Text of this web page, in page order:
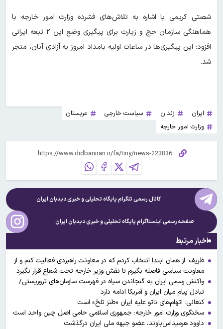
شصتی کریمی با اشاره به تلاش‌های فشرده وزارت امور خارجه با
هماهنگی سازمان حج و زیارت برای پیگیری وضع این ۲ تبعه ایرانی
افزود: این پیگیری‌ها در ساعات اولیه بامداد امروز به آزادی آنان، منجر
شد.
ایران زندان سیاست خارجی
عربستان
وزارت امور خارجه
کانال رسمی تلگرام پایگاه تحلیلی و خبریدیدبان ایران
صفحه رسمی اینستاگرام پایگاه تحلیلی و خبریدیدبان ایران
اخبار مرتبط
ظریف: از همان ابتدا انتخاب کردم که در معاونت راهبردی فعالیت کنم و از
معاونت سیاسی فاصله بگیرم تا نقش وزیر خارجه تحت شعاع قرار نگیرد
واکنش رسمی ایران به گنجاندن سپاه در فهرست سازمان‌های تروریستی/
تبادل پیام میان ایران و آمریکا ادامه دارد
کنعانی: اتهام‌های ناتو علیه ایران «طنز تلخ» است
سخنگوی وزارت امور خارجه: جمهوری اسلامی حامی اصل چین واحد است
داوود هرمیداس‌باوند، عضو جبهه ملی ایران درگذشت